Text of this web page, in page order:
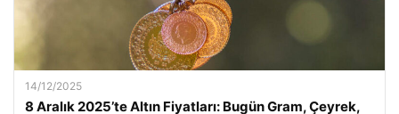
14/12/2025
8 Aralık 2025’te Altın Fiyatları: Bugün Gram, Çeyrek,